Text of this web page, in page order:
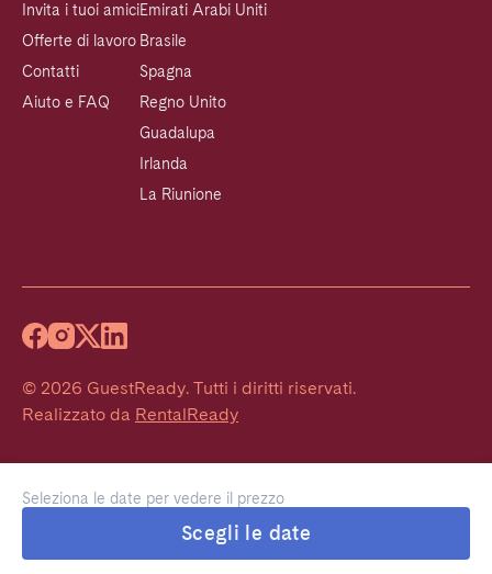
Seleziona le date per vedere il prezzo
Scegli le date
Invita i tuoi amici
Offerte di lavoro
Contatti
Aiuto e FAQ
Emirati Arabi Uniti
Brasile
Spagna
Regno Unito
Guadalupa
Irlanda
La Riunione
© 2026 GuestReady. Tutti i diritti riservati.
Realizzato da RentalReady